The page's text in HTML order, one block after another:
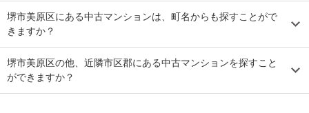
堺市美原区にある中古マンションは、町名からも探すことがで
きますか？
堺市美原区の他、近隣市区郡にある中古マンションを探すこと
ができますか？